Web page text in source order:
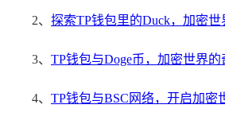
2、 探索TP钱包里的Duck，加密世
3、 TP钱包与Doge币，加密世界
4、 TP钱包与BSC网络，开启加密